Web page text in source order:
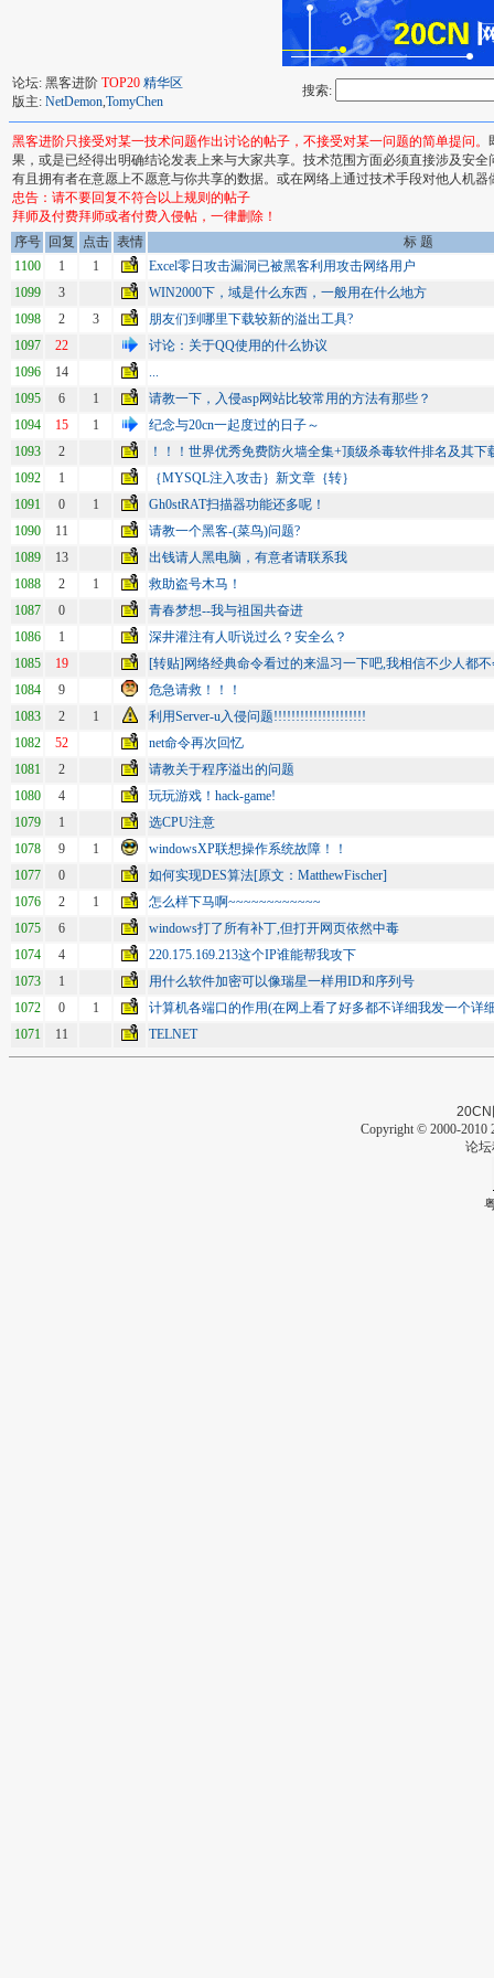
论坛: 黑客进阶 TOP20 精华区
版主: NetDemon,TomyChen
搜索:
黑客进阶只接受对某一技术问题作出讨论的帖子，不接受对某一问题的简单提问。
果，或是已经得出明确结论发表上来与大家共享。技术范围方面必须直接涉及安
有且拥有者在意愿上不愿意与你共享的数据。或在网络上通过技术手段对他人机
忠告：请不要回复不符合以上规则的帖子
拜师及付费拜师或者付费入侵帖，一律删除！
序号
回复 点击 表情
标 题
1100
1 1
Excel零日攻击漏洞已被黑客利用攻击网络用户
1099
3
WIN2000下，域是什么东西，一般用在什么地方
1098
2 3
朋友们到哪里下载较新的溢出工具?
1097
22
讨论：关于QQ使用的什么协议
1096
14
...
1095
6 1
请教一下，入侵asp网站比较常用的方法有那些？
1094
15 1
纪念与20cn一起度过的日子～
1093
2
！！！世界优秀免费防火墙全集+顶级杀毒软件排名及其下
1092
1
｛MYSQL注入攻击｝新文章｛转｝
1091
0 1
Gh0stRAT扫描器功能还多呢！
1090
11
请教一个黑客-(菜鸟)问题?
1089
13
出钱请人黑电脑，有意者请联系我
1088
2 1
救助盗号木马！
1087
0
青春梦想--我与祖国共奋进
1086
1
深井灌注有人听说过么？安全么？
1085
19
[转贴]网络经典命令看过的来温习一下吧,我相信不少人都
1084
9
危急请救！！！
1083
2 1
利用Server-u入侵问题!!!!!!!!!!!!!!!!!!!!!
1082
52
net命令再次回忆
1081
2
请教关于程序溢出的问题
1080
4
玩玩游戏！hack-game!
1079
1
选CPU注意
1078
9 1
windowsXP联想操作系统故障！！
1077
0
如何实现DES算法[原文：MatthewFischer]
1076
2 1
怎么样下马啊~~~~~~~~~~~~
1075
6
windows打了所有补丁,但打开网页依然中毒
1074
4
220.175.169.213这个IP谁能帮我攻下
1073
1
用什么软件加密可以像瑞星一样用ID和序列号
1072
0 1
计算机各端口的作用(在网上看了好多都不详细我发一个详
1071
11 TELNET
20CN
Copyright © 2000-2010
论